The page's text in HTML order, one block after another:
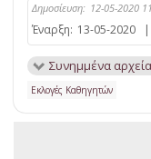
Δημοσίευση: 12-05-2020
Έναρξη: 13-05-2020 |
Συνημμένα αρχεία
Εκλογές Καθηγητών